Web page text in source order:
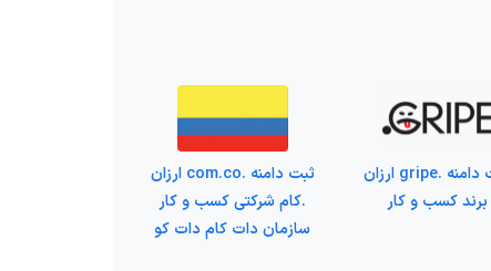
ثبت دامنه .gripe ارزان
برند کسب و کار
ثبت دامنه .com.co ارزان
.کام شرکتی کسب و کار
سازمان دات کام دات کو